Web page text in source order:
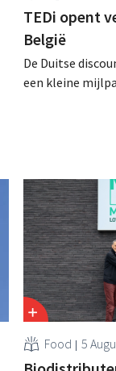
TEDi opent
België
De Duitse
een kleine
Food 5